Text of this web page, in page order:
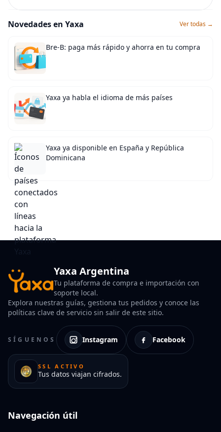
Novedades en Yaxa Ver todas →
Bre-B: paga más rápido y ahorra en tu compra
Yaxa ya habla el idioma de más países
Yaxa ya disponible en España y República
Dominicana
Yaxa Argentina
Tu plataforma de compra e importación con
soporte local.
Explora nuestras guías, gestiona tus pedidos y conoce las
políticas clave de servicio sin salir de este sitio.
SÍGUENOS Instagram Facebook
SSL ACTIVO
Tus datos viajan cifrados.
Navegación útil